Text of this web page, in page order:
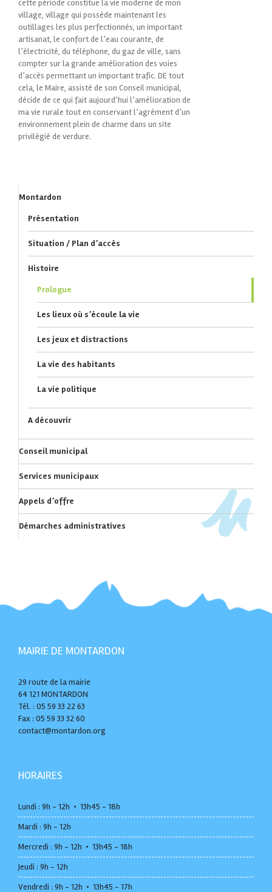
cette période constitue la vie moderne de mon
village, village qui possède maintenant les
outillages les plus perfectionnés, un important
artisanat, le confort de l’eau courante, de
l’électricité, du téléphone, du gaz de ville, sans
compter sur la grande amélioration des voies
d’accès permettant un important trafic. DE tout
cela, le Maire, assisté de son Conseil municipal,
décide de ce qui fait aujourd’hui l’amélioration de
ma vie rurale tout en conservant l’agrément d’un
environnement plein de charme dans un site
privilégié de verdure.
Montardon
Présentation
Situation / Plan d’accès
Histoire
Prologue
Les lieux où s’écoule la vie
Les jeux et distractions
La vie des habitants
La vie politique
A découvrir
Conseil municipal
Services municipaux
Appels d’offre
Démarches administratives
MAIRIE DE MONTARDON
29 route de la mairie
64 121 MONTARDON
Tél. : 05 59 33 22 63
Fax : 05 59 33 32 60
contact@montardon.org
HORAIRES
Lundi : 9h - 12h • 13h45 - 18h
Mardi : 9h - 12h
Mercredi : 9h - 12h • 13h45 - 18h
Jeudi : 9h - 12h
Vendredi : 9h - 12h • 13h45 - 17h